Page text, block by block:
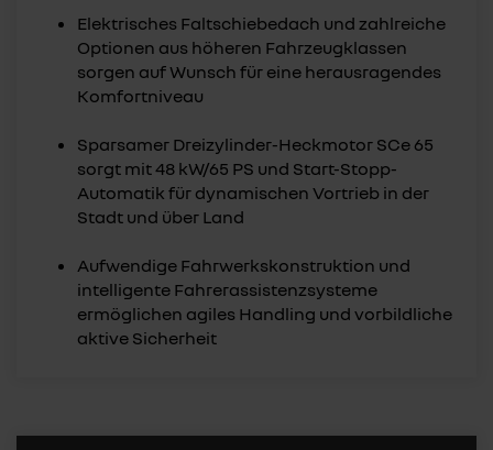
Elektrisches Faltschiebedach und zahlreiche
Optionen aus höheren Fahrzeugklassen
sorgen auf Wunsch für eine herausragendes
Komfortniveau
Sparsamer Dreizylinder-Heckmotor SCe 65
sorgt mit 48 kW/65 PS und Start-Stopp-
Automatik für dynamischen Vortrieb in der
Stadt und über Land
Aufwendige Fahrwerkskonstruktion und
intelligente Fahrerassistenzsysteme
ermöglichen agiles Handling und vorbildliche
aktive Sicherheit